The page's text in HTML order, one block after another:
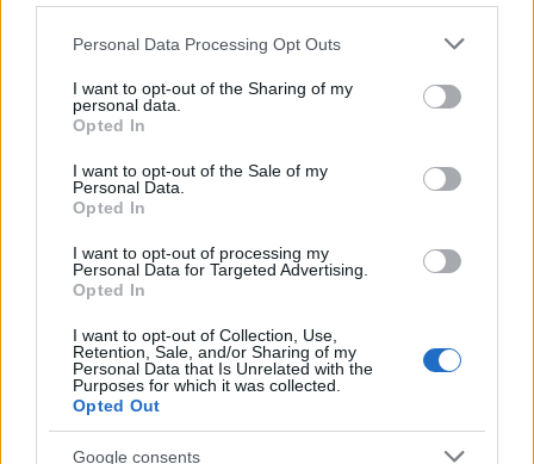
Please note that this website/app uses one or more Google
not limited to your visit or usage behaviour. You may click to
grant or deny consent to Google and its third-party tags to
use your data for below specified purposes in below Google
consent section.
Personal Data Processing Opt Outs
I want to opt-out of the Sharing of my
personal data.
Opted In
I want to opt-out of the Sale of my
Personal Data.
Opted In
I want to opt-out of processing my
Personal Data for Targeted Advertising.
Opted In
I want to opt-out of Collection, Use,
Retention, Sale, and/or Sharing of my
Personal Data that Is Unrelated with the
Purposes for which it was collected.
Opted Out
Google consents
Marta Ruiz · 6 Ago 2026
INVERSIONES